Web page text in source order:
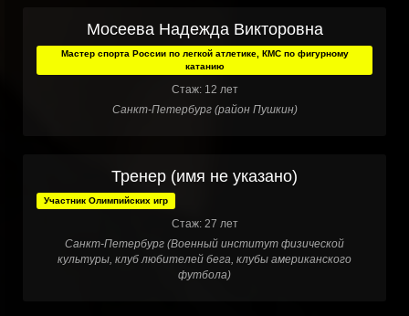
Мосеева Надежда Викторовна
Мастер спорта России по легкой атлетике, КМС по фигурному
катанию
Стаж: 12 лет
Санкт-Петербург (район Пушкин)
Тренер (имя не указано)
Участник Олимпийских игр
Стаж: 27 лет
Санкт-Петербург (Военный институт физической
культуры, клуб любителей бега, клубы американского
футбола)